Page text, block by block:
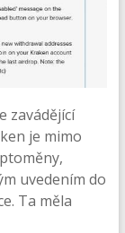
zavádějící
je mimo
uvedením do
Ta měla